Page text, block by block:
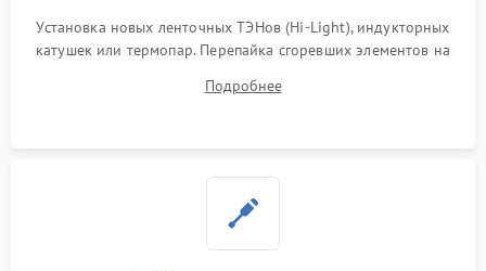
Установка новых ленточных ТЭНов (Hi-Light), индукторных
катушек или термопар. Перепайка сгоревших элементов на
дорожек. Очистка контактов и замена поврежденной
Подробнее